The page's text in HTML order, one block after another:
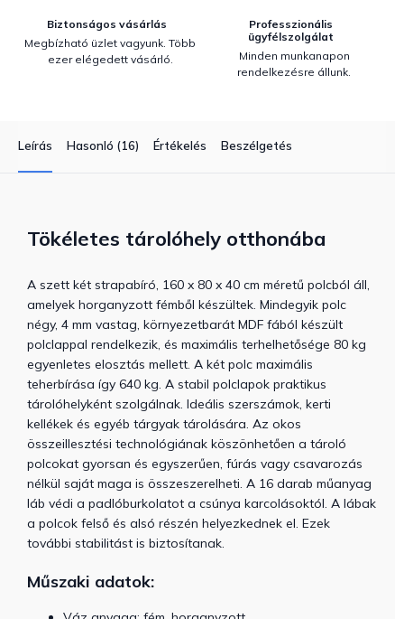
Biztonságos vásárlás
Megbízható üzlet vagyunk. Több
ezer elégedett vásárló.
Professzionális
ügyfélszolgálat
Minden munkanapon
rendelkezésre állunk.
Leírás Hasonló (16) Értékelés Beszélgetés
Tökéletes tárolóhely otthonába
A szett két strapabíró, 160 x 80 x 40 cm méretű polcból áll,
amelyek horganyzott fémből készültek. Mindegyik polc
négy, 4 mm vastag, környezetbarát MDF fából készült
polclappal rendelkezik, és maximális terhelhetősége 80 kg
egyenletes elosztás mellett. A két polc maximális
teherbírása így 640 kg. A stabil polclapok praktikus
tárolóhelyként szolgálnak. Ideális szerszámok, kerti
kellékek és egyéb tárgyak tárolására. Az okos
összeillesztési technológiának köszönhetően a tároló
polcokat gyorsan és egyszerűen, fúrás vagy csavarozás
nélkül saját maga is összeszerelheti. A 16 darab műanyag
láb védi a padlóburkolatot a csúnya karcolásoktól. A lábak
a polcok felső és alsó részén helyezkednek el. Ezek
további stabilitást is biztosítanak.
Műszaki adatok: